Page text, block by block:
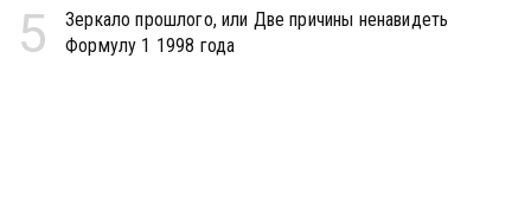
5
Зеркало прошлого, или Две причины ненавидеть
Формулу 1 1998 года